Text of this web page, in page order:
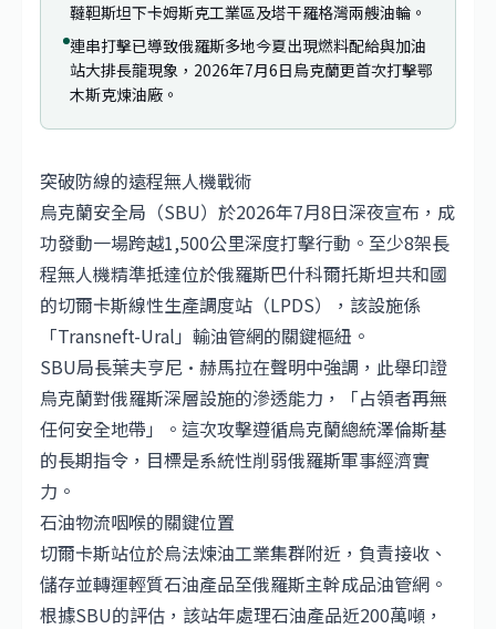
韃靼斯坦下卡姆斯克工業區及塔干羅格灣兩艘油輪。
連串打擊已導致俄羅斯多地今夏出現燃料配給與加油
站大排長龍現象，2026年7月6日烏克蘭更首次打擊鄂
木斯克煉油廠。
突破防線的遠程無人機戰術
烏克蘭安全局（SBU）於2026年7月8日深夜宣布，成
功發動一場跨越1,500公里深度打擊行動。至少8架長
程無人機精準抵達位於俄羅斯巴什科爾托斯坦共和國
的切爾卡斯線性生產調度站（LPDS），該設施係
「Transneft-Ural」輸油管網的關鍵樞紐。
SBU局長葉夫亨尼·赫馬拉在聲明中強調，此舉印證
烏克蘭對俄羅斯深層設施的滲透能力，「占領者再無
任何安全地帶」。這次攻擊遵循烏克蘭總統澤倫斯基
的長期指令，目標是系統性削弱俄羅斯軍事經濟實
力。
石油物流咽喉的關鍵位置
切爾卡斯站位於烏法煉油工業集群附近，負責接收、
儲存並轉運輕質石油產品至俄羅斯主幹成品油管網。
根據SBU的評估，該站年處理石油產品近200萬噸，